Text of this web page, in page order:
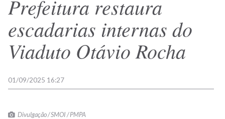
Prefeitura restaura
escadarias internas do
Viaduto Otávio Rocha
01/09/2025 16:27
Divulgação / SMOI / PMPA